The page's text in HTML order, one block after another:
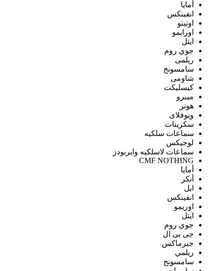
أمايا
انفينكس
اوتيتو
اورايمو
ايتل
جوي روم
ريلمى
سامسونج
شاومى
كيسليكت
ميبرو
هونر
ويوفلاى
سكرينات
سماعات سلكيه
لوجيكس
سماعات لاسلكيه وايربودز
CMF NOTHING
أمايا
أنكر
ابل
انفينكس
اوريمو
ايتل
جوي روم
جى بى ال
جيرماكس
ريلمي
سامسونج